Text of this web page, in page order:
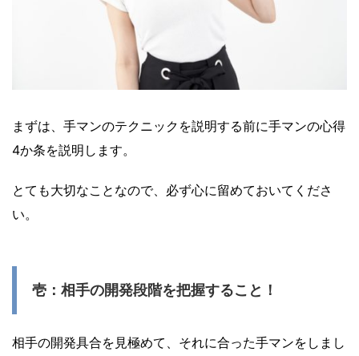
まずは、手マンのテクニックを説明する前に手マンの心得
4か条を説明します。
とても大切なことなので、必ず心に留めておいてくださ
い。
壱：相手の開発段階を把握すること！
相手の開発具合を見極めて、それに合った手マンをしまし